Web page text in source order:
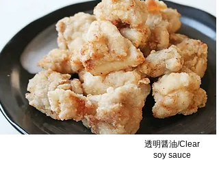
天津丼/Tianjin style Rice bowl
透明なあんなのに、しっかりと味がついてい
ます/It's clear, but it tastes so good.
透明醤油/Clear
soy sauce